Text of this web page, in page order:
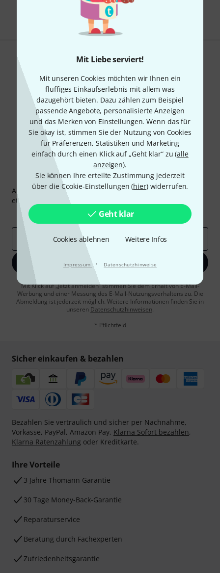
Mit Liebe serviert!
Mit unseren Cookies möchten wir Ihnen ein
fluffiges Einkaufserlebnis mit allem was
dazugehört bieten. Dazu zählen zum Beispiel
passende Angebote, personalisierte Anzeigen
und das Merken von Einstellungen. Wenn das für
Sie okay ist, stimmen Sie der Nutzung von Cookies
für Präferenzen, Statistiken und Marketing
einfach durch einen Klick auf „Geht klar“ zu (alle
anzeigen).
Sie können Ihre erteilte Zustimmung jederzeit
über die Cookie-Einstellungen (hier) widerrufen.
Geht klar
Cookies ablehnen Weitere Infos
Impressum · Datenschutzhinweise
Alle Preise inkl. MwSt.
Gefällt Ihnen, was Sie sehen?
Teilen Hilfe & Feedback
Thomann Newsletter
Abonniere den Thomann Newsletter und gewinne mit
etwas Glück einen von
Inspirierende Beiträge
Deals Thomann Insights
E-Mail-Adresse*
Jetzt anmelden
Mit Klick auf „Jetzt anmelden“ stimmen Sie dem Erhalt von E-Mail-
Werbung und einer Messung des E-Mail-Nutzungsverhaltens zu. Die
Abmeldung ist jederzeit möglich. Weitere Informationen finden Sie in
unseren Datenschutzhinweisen.
* Pflichtfeld
Sicher einkaufen & bezahlen
Bezahlen Sie vertraulich und sicher per Nachnahme,
Vorkasse, PayPal, Amazon Pay, Klarna Sofort bezahlen,
Klarna Ratenzahlung oder Kreditkarte.
Ihre Vorteile
3 Jahre Thomann Garantie
30 Tage Money-Back-Garantie
Reparaturservice
Beratung durch Fachexperten
Zufriedenheitsgarantie